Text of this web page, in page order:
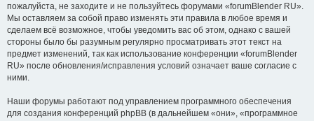
пожалуйста, не заходите и не пользуйтесь форумами «forumBlender RU».
Мы оставляем за собой право изменять эти правила в любое время и
сделаем всё возможное, чтобы уведомить вас об этом, однако с вашей
стороны было бы разумным регулярно просматривать этот текст на
предмет изменений, так как использование конференции «forumBlender
RU» после обновления/исправления условий означает ваше согласие с
ними.
Наши форумы работают под управлением программного обеспечения
для создания конференций phpBB (в дальнейшем «они», «программное